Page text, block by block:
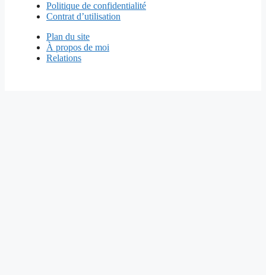
Politique de confidentialité
Contrat d’utilisation
Plan du site
À propos de moi
Relations